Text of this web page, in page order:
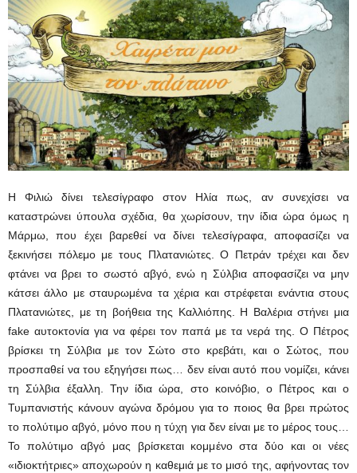
Η Φιλιώ δίνει τελεσίγραφο στον Ηλία πως, αν συνεχίσει να
καταστρώνει ύπουλα σχέδια, θα χωρίσουν, την ίδια ώρα όμως η
Μάρμω, που έχει βαρεθεί να δίνει τελεσίγραφα, αποφασίζει να
ξεκινήσει πόλεμο με τους Πλατανιώτες. Ο Πετράν τρέχει και δεν
φτάνει να βρει το σωστό αβγό, ενώ η Σύλβια αποφασίζει να μην
κάτσει άλλο με σταυρωμένα τα χέρια και στρέφεται ενάντια στους
Πλατανιώτες, με τη βοήθεια της Καλλιόπης. Η Βαλέρια στήνει μια
fake αυτοκτονία για να φέρει τον παπά με τα νερά της. Ο Πέτρος
βρίσκει τη Σύλβια με τον Σώτο στο κρεβάτι, και ο Σώτος, που
προσπαθεί να του εξηγήσει πως… δεν είναι αυτό που νομίζει, κάνει
τη Σύλβια έξαλλη. Την ίδια ώρα, στο κοινόβιο, ο Πέτρος και ο
Τυμπανιστής κάνουν αγώνα δρόμου για το ποιος θα βρει πρώτος
το πολύτιμο αβγό, μόνο που η τύχη για δεν είναι με το μέρος τους…
Το πολύτιμο αβγό μας βρίσκεται κομμένο στα δύο και οι νέες
«ιδιοκτήτριες» αποχωρούν η καθεμιά με το μισό της, αφήνοντας τον